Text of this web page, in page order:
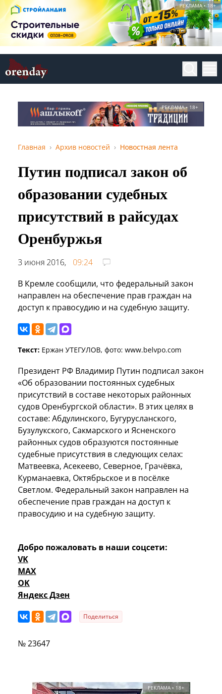
РЕКЛАМА • 18+
РЕКЛАМА • 18+
Главная Архив новостей Новостная лента
Путин подписал закон об
образовании судебных
присутствий в райсудах
Оренбуржья
3 июня 2016,
09:24
В Кремле сообщили, что федеральный закон
направлен на обеспечение прав граждан на
доступ к правосудию и на судебную защиту.
Текст: Ержан УТЕГУЛОВ, фото: www.belvpo.com
Президент РФ Владимир Путин подписал закон
«Об образовании постоянных судебных
присутствий в составе некоторых районных
судов Оренбургской области». В этих целях в
составе: Абдулинского, Бугурусланского,
Бузулукского, Сакмарского и Ясненского
районных судов образуются постоянные
судебные присутствия в следующих селах:
Матвеевка, Асекеево, Северное, Грачёвка,
Курманаевка, Октябрьское и в посёлке
Светлом. Федеральный закон направлен на
обеспечение прав граждан на доступ к
правосудию и на судебную защиту.
Добро пожаловать в наши соцсети:
VK
MAX
OK
Яндекс Дзен
Поделиться
№ 23647
РЕКЛАМА • 18+